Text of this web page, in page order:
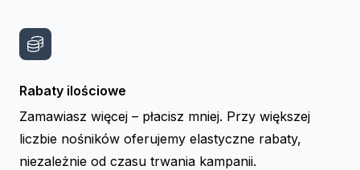
Rabaty ilościowe
Zamawiasz więcej – płacisz mniej. Przy większej
liczbie nośników oferujemy elastyczne rabaty,
niezależnie od czasu trwania kampanii.